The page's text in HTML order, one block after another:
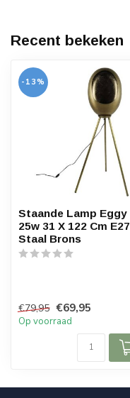
Recent bekeken
-13%
Staande Lamp Eggy
25w 31 X 122 Cm E27
Staal Brons
€79,95 €69,95
Op voorraad